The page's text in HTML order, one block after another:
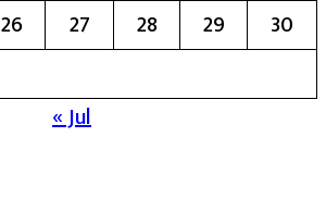
26 27 28 29
30
« Jul